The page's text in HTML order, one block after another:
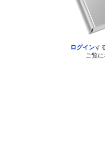
ログインす
ご覧